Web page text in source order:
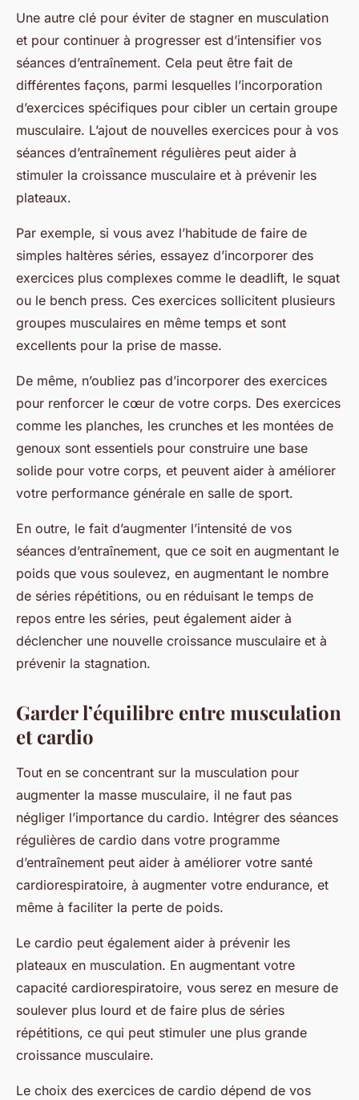
Une autre clé pour éviter de stagner en musculation
et pour continuer à progresser est d’intensifier vos
séances d’entraînement. Cela peut être fait de
différentes façons, parmi lesquelles l’incorporation
d’exercices spécifiques pour cibler un certain groupe
musculaire. L’ajout de nouvelles exercices pour à vos
séances d’entraînement régulières peut aider à
stimuler la croissance musculaire et à prévenir les
plateaux.
Par exemple, si vous avez l’habitude de faire de
simples haltères séries, essayez d’incorporer des
exercices plus complexes comme le deadlift, le squat
ou le bench press. Ces exercices sollicitent plusieurs
groupes musculaires en même temps et sont
excellents pour la prise de masse.
De même, n’oubliez pas d’incorporer des exercices
pour renforcer le cœur de votre corps. Des exercices
comme les planches, les crunches et les montées de
genoux sont essentiels pour construire une base
solide pour votre corps, et peuvent aider à améliorer
votre performance générale en salle de sport.
En outre, le fait d’augmenter l’intensité de vos
séances d’entraînement, que ce soit en augmentant le
poids que vous soulevez, en augmentant le nombre
de séries répétitions, ou en réduisant le temps de
repos entre les séries, peut également aider à
déclencher une nouvelle croissance musculaire et à
prévenir la stagnation.
Garder l’équilibre entre musculation
et cardio
Tout en se concentrant sur la musculation pour
augmenter la masse musculaire, il ne faut pas
négliger l’importance du cardio. Intégrer des séances
régulières de cardio dans votre programme
d’entraînement peut aider à améliorer votre santé
cardiorespiratoire, à augmenter votre endurance, et
même à faciliter la perte de poids.
Le cardio peut également aider à prévenir les
plateaux en musculation. En augmentant votre
capacité cardiorespiratoire, vous serez en mesure de
soulever plus lourd et de faire plus de séries
répétitions, ce qui peut stimuler une plus grande
croissance musculaire.
Le choix des exercices de cardio dépend de vos